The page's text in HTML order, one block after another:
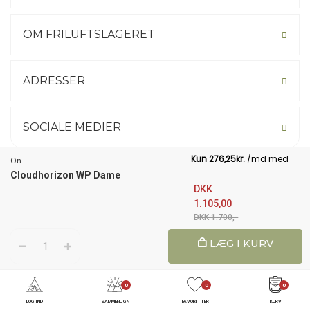
LOG IND
0
SAMMENLIGN
0
FAVORITTER
0
KURV
On
Cloudhorizon WP Dame
DKK
1.105,00
DKK 1.700,-
LÆG I KURV
OM FRILUFTSLAGERET
ADRESSER
SOCIALE MEDIER
1